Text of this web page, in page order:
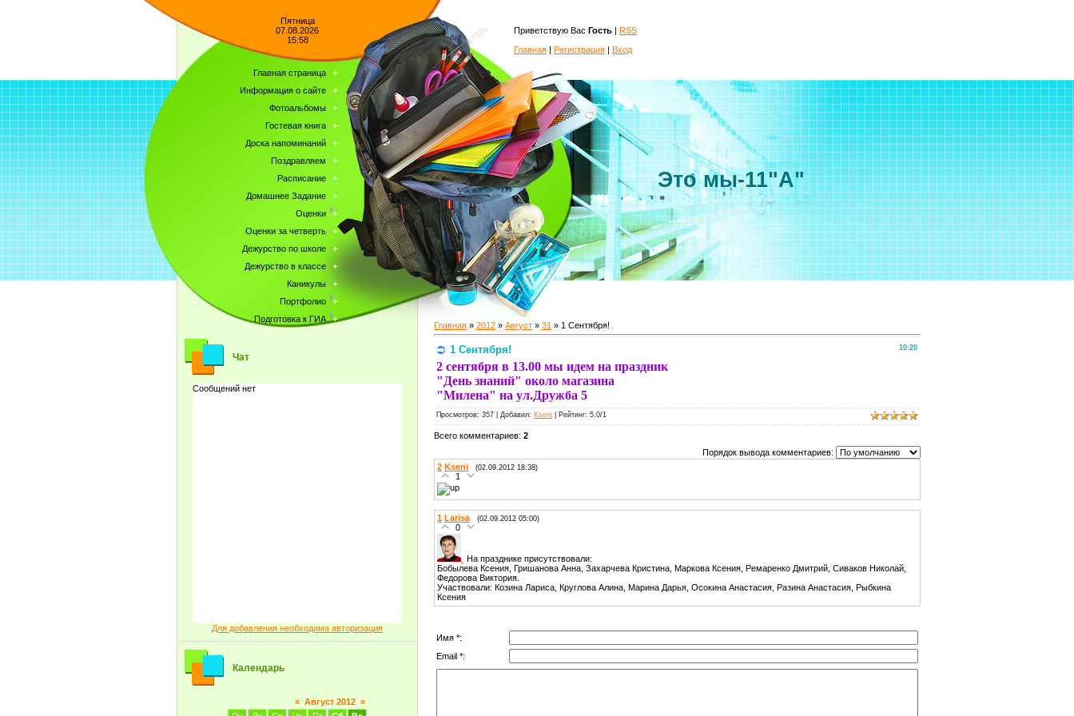
Пятница
07.08.2026
15:58
Главная страница
Информация о сайте
Фотоальбомы
Гостевая книга
Доска напоминаний
Поздравляем
Расписание
Домашнее Задание
Оценки
Оценки за четверть
Дежурство по школе
Дежурство в классе
Каникулы
Портфолио
Подготовка к ГИА
Чат
Для добавления необходима авторизация
Календарь
« Август 2012 »
Приветствую Вас Гость | RSS
Главная | Регистрация | Вход
Это мы-11"А"
Главная » 2012 » Август » 31 » 1 Сентября!
10:20
1 Сентября!
2 сентября в 13.00 мы идем на праздник
"День знаний" около магазина
"Милена" на ул.Дружба 5
Просмотров: 357 | Добавил: Kseni Рейтинг: 5.0/1
Всего комментариев: 2
Порядок вывода комментариев:
2 Kseni (02.09.2012 18:38)
1
1 Larisa (02.09.2012 05:00)
0
На празднике присутствовали:
Бобылева Ксения, Гришанова Анна, Захарчева Кристина, Маркова Ксения, Ремаренко Дмитрий, Сиваков Николай,
Федорова Виктория.
Участвовали: Козина Лариса, Круглова Алина, Марина Дарья, Осокина Анастасия, Разина Анастасия, Рыбкина
Ксения
Имя *:
Email *: